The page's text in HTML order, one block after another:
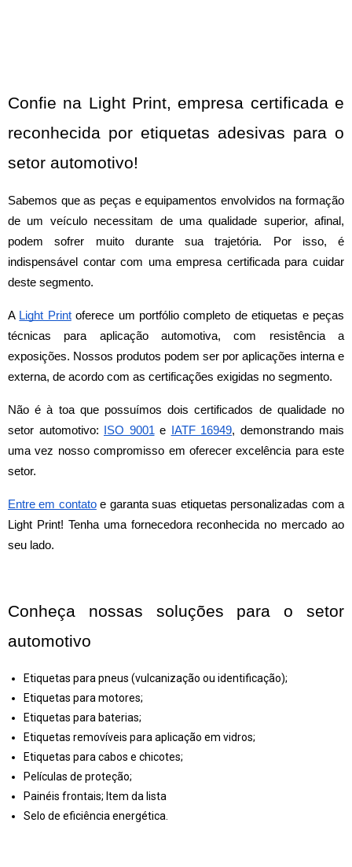
Confie na Light Print, empresa certificada e
reconhecida por etiquetas adesivas para o
setor automotivo!
Sabemos que as peças e equipamentos envolvidos na formação
de um veículo necessitam de uma qualidade superior, afinal,
podem sofrer muito durante sua trajetória. Por isso, é
indispensável contar com uma empresa certificada para cuidar
deste segmento.
A Light Print oferece um portfólio completo de etiquetas e peças
técnicas para aplicação automotiva, com resistência a
exposições. Nossos produtos podem ser por aplicações interna e
externa, de acordo com as certificações exigidas no segmento.
Não é à toa que possuímos dois certificados de qualidade no
setor automotivo:
ISO 9001 e IATF 16949, demonstrando mais
uma vez nosso compromisso em oferecer excelência para este
setor.
Entre em contato e garanta suas etiquetas personalizadas com a
Light Print! Tenha uma fornecedora reconhecida no mercado ao
seu lado.
Conheça nossas soluções para o setor
automotivo
Etiquetas para pneus (vulcanização ou identificação);
Etiquetas para motores;
Etiquetas para baterias;
Etiquetas removíveis para aplicação em vidros;
Etiquetas para cabos e chicotes;
Películas de proteção;
Painéis frontais; Item da lista
Selo de eficiência energética.